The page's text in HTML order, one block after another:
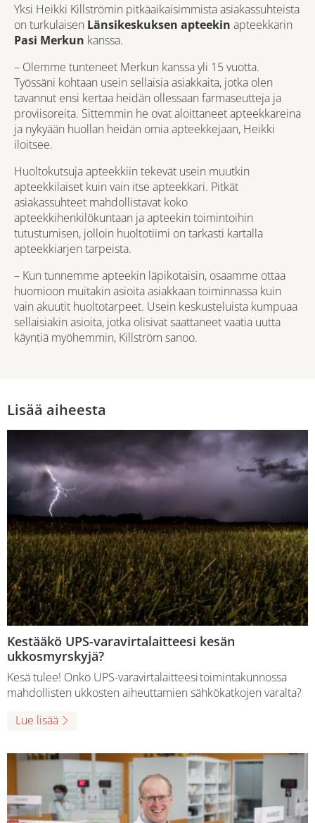
Yksi Heikki Killströmin pitkäaikaisimmista asiakassuhteista
on turkulaisen Länsikeskuksen apteekin apteekkarin
Pasi Merkun kanssa.
– Olemme tunteneet Merkun kanssa yli 15 vuotta.
Työssäni kohtaan usein sellaisia asiakkaita, jotka olen
tavannut ensi kertaa heidän ollessaan farmaseutteja ja
proviisoreita. Sittemmin he ovat aloittaneet apteekkareina
ja nykyään huollan heidän omia apteekkejaan, Heikki
iloitsee.
Huoltokutsuja apteekkiin tekevät usein muutkin
apteekkilaiset kuin vain itse apteekkari. Pitkät
asiakassuhteet mahdollistavat koko
apteekkihenkilökuntaan ja apteekin toimintoihin
tutustumisen, jolloin huoltotiimi on tarkasti kartalla
apteekkiarjen tarpeista.
– Kun tunnemme apteekin läpikotaisin, osaamme ottaa
huomioon muitakin asioita asiakkaan toiminnassa kuin
vain akuutit huoltotarpeet. Usein keskusteluista kumpuaa
sellaisiakin asioita, jotka olisivat saattaneet vaatia uutta
käyntiä myöhemmin, Killström sanoo.
Lisää aiheesta
Kestääkö UPS-varavirtalaitteesi kesän
ukkosmyrskyjä?
Kesä tulee! Onko UPS-varavirtalaitteesi toimintakunnossa
mahdollisten ukkosten aiheuttamien sähkökatkojen varalta?
Lue lisää